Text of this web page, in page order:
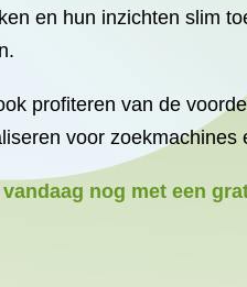
en hun inzichten slim
profiteren van de
voor
nog met een